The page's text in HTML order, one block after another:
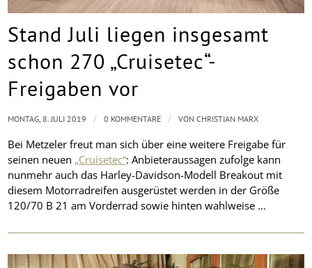
Stand Juli liegen insgesamt
schon 270 „Cruisetec“-
Freigaben vor
Bei Metzeler freut man sich über eine weitere Freigabe für
seinen neuen „Cruisetec“: Anbieteraussagen zufolge kann
nunmehr auch das Harley-Davidson-Modell Breakout mit
diesem Motorradreifen ausgerüstet werden in der Größe
120/70 B 21 am Vorderrad sowie hinten wahlweise …
MONTAG, 8. JULI 2019 / 0 KOMMENTARE / VONCHRISTIAN MARX